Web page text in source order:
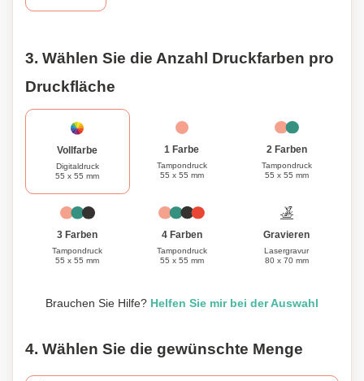
3. Wählen Sie die Anzahl Druckfarben pro
Druckfläche
Vollfarbe
Digitaldruck
55 x 55 mm
1 Farbe
Tampondruck
55 x 55 mm
2 Farben
Tampondruck
55 x 55 mm
3 Farben
Tampondruck
55 x 55 mm
4 Farben
Tampondruck
55 x 55 mm
Gravieren
Lasergravur
80 x 70 mm
Brauchen Sie Hilfe? Helfen Sie mir bei der Auswahl
4. Wählen Sie die gewünschte Menge